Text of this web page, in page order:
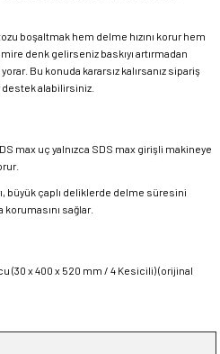
boşaltmak hem delme hızını korur hem
denk gelirseniz baskıyı artırmadan
Bu konuda kararsız kalırsanız sipariş
alabilirsiniz.
max uç yalnızca SDS max girişli makineye
büyük çaplı deliklerde delme süresini
sağlar.
(30 x 400 x 520 mm / 4 Kesicili) (orijinal